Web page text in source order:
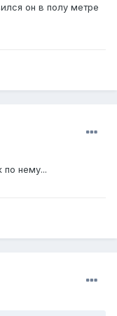
он в полу метре
нему...